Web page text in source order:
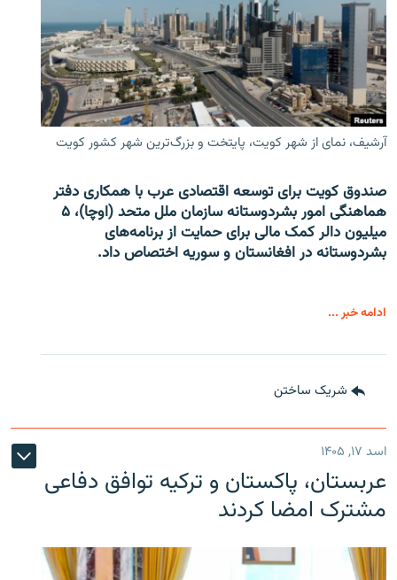
آرشیف، نمای از شهر کویت، پایتخت و بزرگ‌ترین شهر کشور کویت
صندوق کویت برای توسعه اقتصادی عرب با همکاری دفتر
هماهنگی امور بشردوستانه سازمان ملل متحد (اوچا)، ۵
میلیون دالر کمک مالی برای حمایت از برنامه‌های
بشردوستانه در افغانستان و سوریه اختصاص داد.
ادامه خبر ...
شریک ساختن
اسد ۱۷, ۱۴۰۵
عربستان، پاکستان و ترکیه توافق دفاعی
مشترک امضا کردند